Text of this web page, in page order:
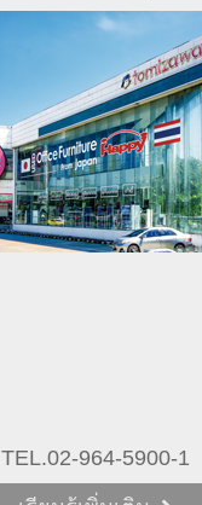
TEL.02-964-5900-1